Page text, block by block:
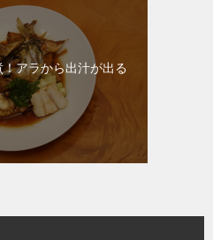
アラから出汁が出る